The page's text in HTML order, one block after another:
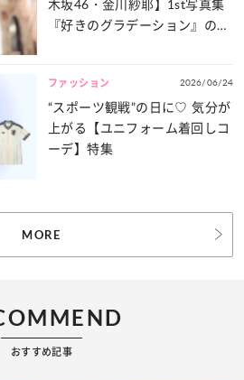
木坂46・金川紗耶】1st写真集
『好きのグラデーション』の魅
ファッション 2026/06/24
“スポーツ観戦”の日に♡ 気分が
上がる【ユニフォーム着回しコ
ーデ】特集
MORE
おすすめ記事